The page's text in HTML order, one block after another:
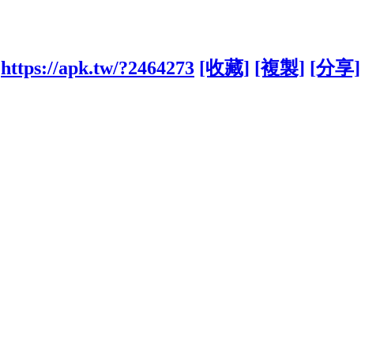
https://apk.tw/?2464273 [收藏] [複製] [分享]